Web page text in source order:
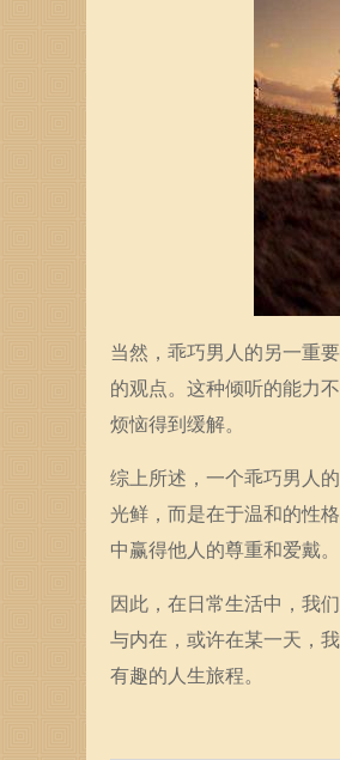
当然，乖巧男人的另一重
的观点。这种倾听的能力
烦恼得到缓解。
综上所述，一个乖巧男人
光鲜，而是在于温和的性
中赢得他人的尊重和爱戴。
因此，在日常生活中，我
与内在，或许在某一天，
有趣的人生旅程。